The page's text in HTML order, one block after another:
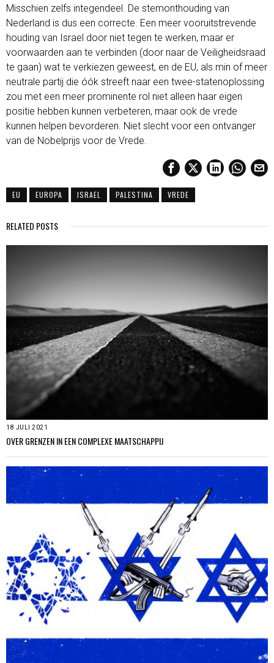
Misschien zelfs integendeel. De stemonthouding van
Nederland is dus een correcte. Een meer vooruitstrevende
houding van Israel door niet tegen te werken, maar er
voorwaarden aan te verbinden (door naar de Veiligheidsraad
te gaan) wat te verkiezen geweest, en de EU, als min of meer
neutrale partij die óók streeft naar een twee-statenoplossing
zou met een meer prominente rol niet alleen haar eigen
positie hebben kunnen verbeteren, maar ook de vrede
kunnen helpen bevorderen. Niet slecht voor een ontvanger
van de Nobelprijs voor de Vrede.
EU EUROPA ISRAEL PALESTINA VREDE
RELATED POSTS
18 JULI 2021
OVER GRENZEN IN EEN COMPLEXE MAATSCHAPPIJ